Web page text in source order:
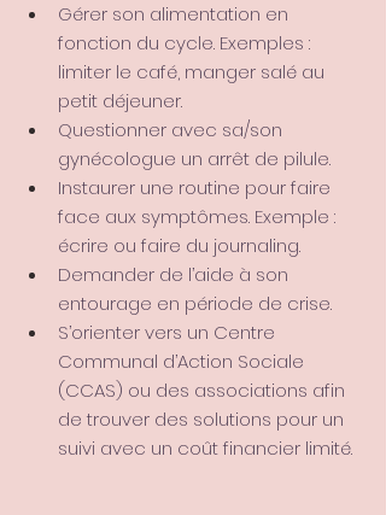
Gérer son alimentation en
fonction du cycle. Exemples :
limiter le café, manger salé au
petit déjeuner.
Questionner avec sa/son
gynécologue un arrêt de pilule.
Instaurer une routine pour faire
face aux symptômes. Exemple :
écrire ou faire du journaling.
Demander de l’aide à son
entourage en période de crise.
S’orienter vers un Centre
Communal d’Action Sociale
(CCAS) ou des associations afin
de trouver des solutions pour un
suivi avec un coût financier limité.